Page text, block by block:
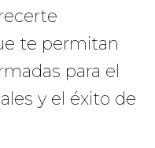
te permitan
para el
y el éxito de